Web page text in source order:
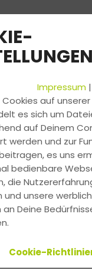
News
uns in der
Impressum
auf
es sich um
auf Deinem
werden und zur
es uns
bedienbare
die
und unsere
Deine
Cookie-